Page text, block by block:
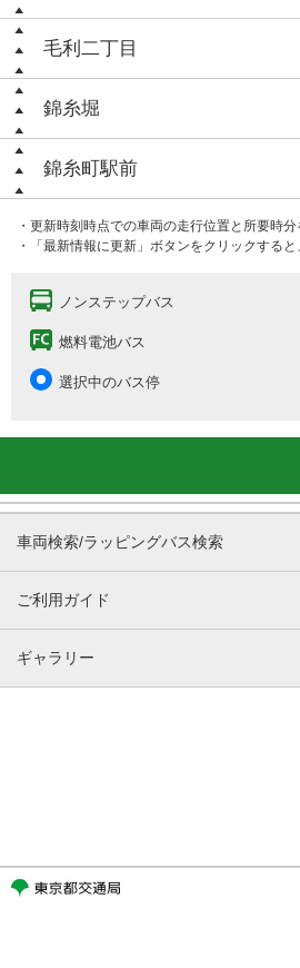
毛利二丁目
錦糸堀
錦糸町駅前
・更新時刻時点での車両の走行位置と所要時分
・「最新情報に更新」ボタンをクリックする
ノンステップバス
燃料電池バス
選択中のバス停
車両検索/ラッピングバス検索
ご利用ガイド
ギャラリー